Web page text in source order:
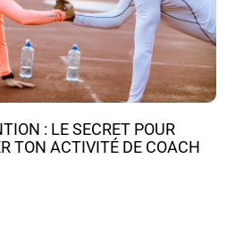
: LE SECRET POUR
TON ACTIVITÉ DE COACH